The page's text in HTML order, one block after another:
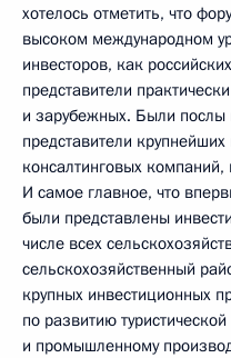
хотелось отметить, что
высоком международном
инвесторов, как
представители
и зарубежных. Были послы
представители
консалтинговых
И самое главное, что
были представлены
числе всех
сельскохозяйственный
крупных инвестиционных
по развитию
и промышленному